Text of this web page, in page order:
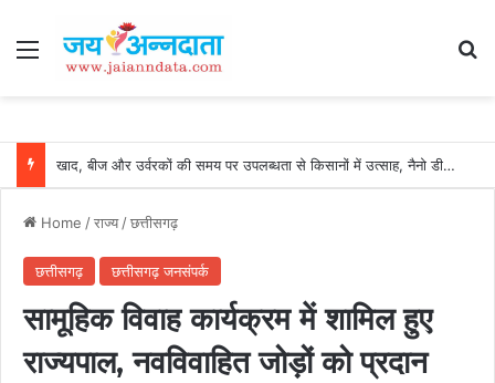
Menu
खाद, बीज और उर्वरकों की समय पर उपलब्धता से किसानों में उत्साह, नैनो डीएपी और नैनो यूरिया बने किसानों के भरोसेमंद कृषि साथी…..
Home /राज्य/छत्तीसगढ़
छत्तीसगढ़ छत्तीसगढ़ जनसंपर्क
सामूहिक विवाह कार्यक्रम में शामिल हुए
राज्यपाल, नवविवाहित जोड़ों को प्रदान